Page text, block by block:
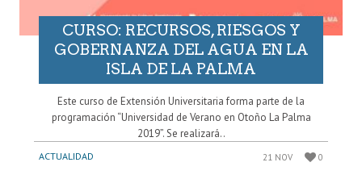
CURSO: RECURSOS, RIESGOS Y
GOBERNANZA DEL AGUA EN LA
ISLA DE LA PALMA
Este curso de Extensión Universitaria forma parte de la
programación “Universidad de Verano en Otoño La Palma
2019”. Se realizará..
ACTUALIDAD 21 NOV 0